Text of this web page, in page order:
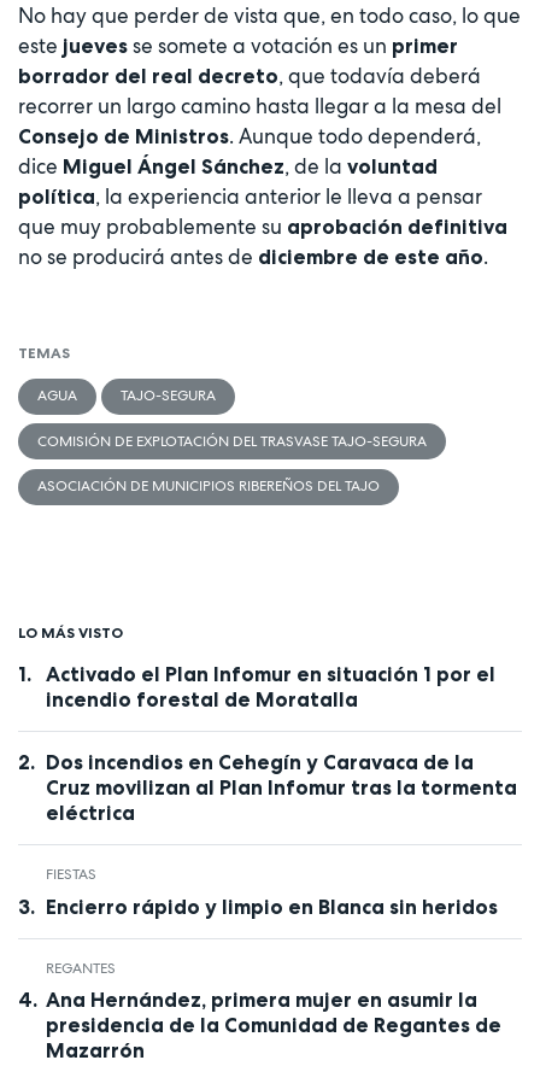
No hay que perder de vista que, en todo caso, lo que
este jueves se somete a votación es un primer
borrador del real decreto, que todavía deberá
recorrer un largo camino hasta llegar a la mesa del
Consejo de Ministros. Aunque todo dependerá,
dice Miguel Ángel Sánchez, de la voluntad
política, la experiencia anterior le lleva a pensar
que muy probablemente su aprobación definitiva
no se producirá antes de diciembre de este año.
TEMAS
AGUA TAJO-SEGURA
COMISIÓN DE EXPLOTACIÓN DEL TRASVASE TAJO-SEGURA
ASOCIACIÓN DE MUNICIPIOS RIBEREÑOS DEL TAJO
LO MÁS VISTO
Activado el Plan Infomur en situación 1 por el
incendio forestal de Moratalla
Dos incendios en Cehegín y Caravaca de la
Cruz movilizan al Plan Infomur tras la tormenta
eléctrica
FIESTAS
Encierro rápido y limpio en Blanca sin heridos
REGANTES
Ana Hernández, primera mujer en asumir la
presidencia de la Comunidad de Regantes de
Mazarrón